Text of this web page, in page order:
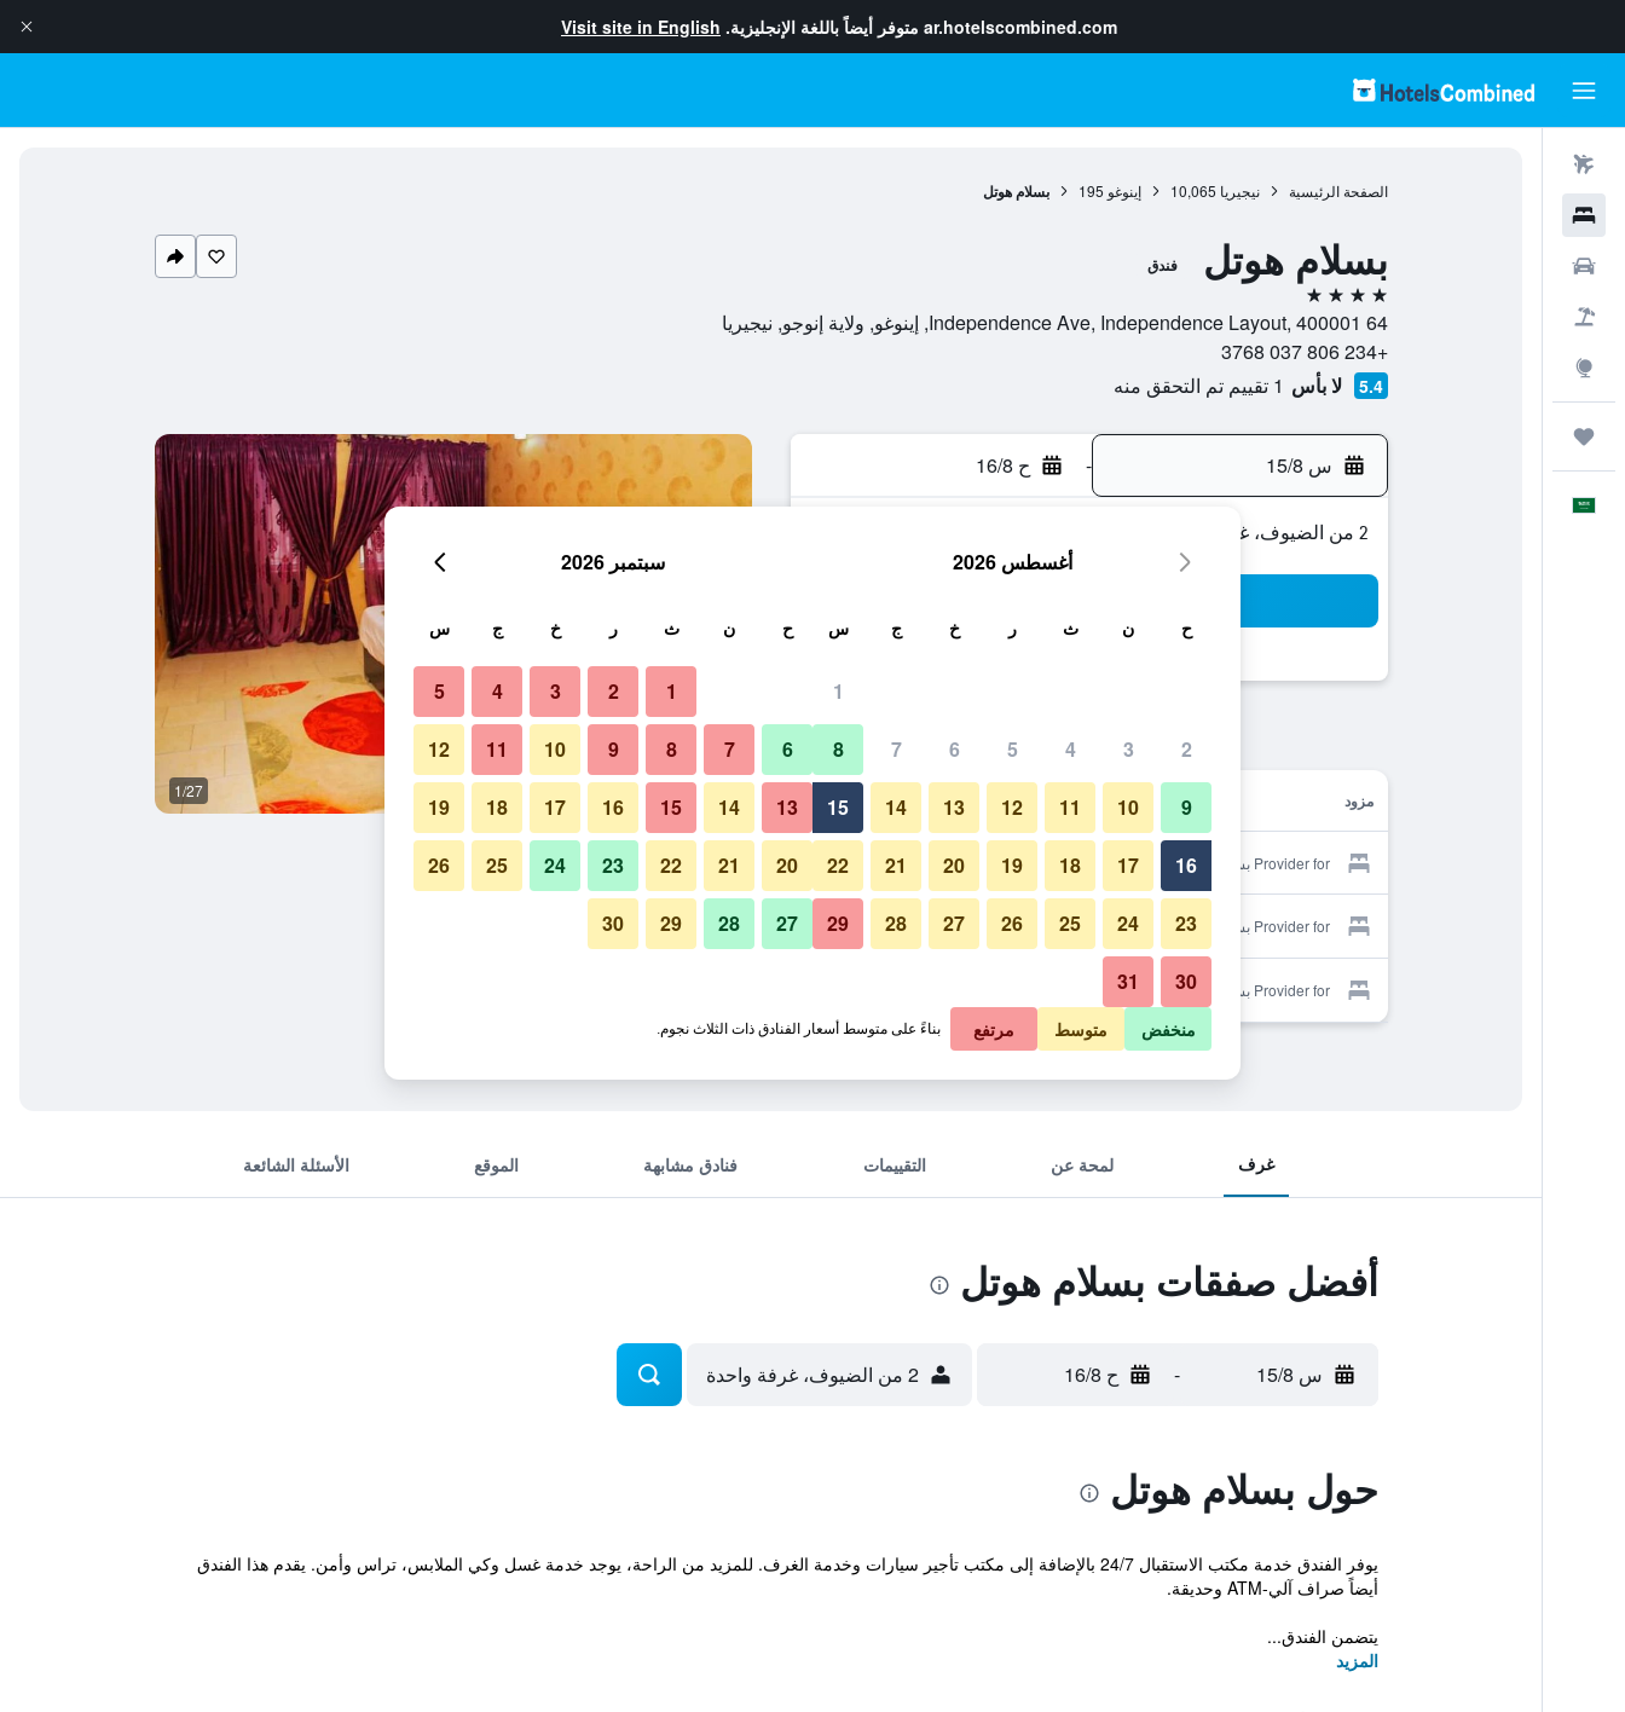
ar.hotelscombined.com متوفر أيضاً باللغة الإنجليزية. Visit site in English
الصفحة الرئيسية نيجيريا 10,065 إينوغو 195 بسلام هوتل
بسلام هوتل فندق
4 نجوم
64 Independence Ave, Independence Layout, 400001, إينوغو, ولاية إنوجو, نيجيريا
+234 806 037 3768
5.4 لا بأس 1 تقييم تم التحقق منه
س 15/8 - ح 16/8
2 من الضيوف، غرفة واحدة
مزود
Provider for بسلام هوتل عرض الأسعار
Provider for بسلام هوتل عرض الأسعار
Provider for بسلام هوتل
غرفة نوم 1/27
صور لـ بسلام هوتل
غرف لمحة عن التقييمات فنادق مشابهة الموقع الأسئلة الشائعة
أفضل صفقات بسلام هوتل
س 15/8 - ح 16/8 2 من الضيوف، غرفة واحدة
حول بسلام هوتل
يوفر الفندق خدمة مكتب الاستقبال 24/7 بالإضافة إلى مكتب تأجير سيارات وخدمة الغرف. للمزيد من الراحة، يوجد خدمة غسل وكي الملابس، تراس وأمن. يقدم هذا الفندق
أيضاً صراف آلي-ATM وحديقة.
يتضمن الفندق...
المزيد
أغسطس 2026
ح ن ث ر خ ج س
1
2
3
4
5
6
7
8
9
10
11
12
13
14
15
16
17
18
19
20
21
22
23
24
25
26
27
28
29
30
31
سبتمبر 2026
ح ن ث ر خ ج س
1
2
3
4
5
6
7
8
9
10
11
12
13
14
15
16
17
18
19
20
21
22
23
24
25
26
27
28
29
30
منخفض متوسط مرتفع بناءً على متوسط أسعار الفنادق ذات الثلاث نجوم.